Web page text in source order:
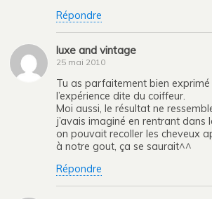
Répondre
luxe and vintage
25 mai 2010
Tu as parfaitement bien
l’expérience dite du coiffeur.
Moi aussi, le résultat ne
j’avais imaginé en rentrant dans
on pouvait recoller les cheveux
à notre gout, ça se saurait^^
Répondre